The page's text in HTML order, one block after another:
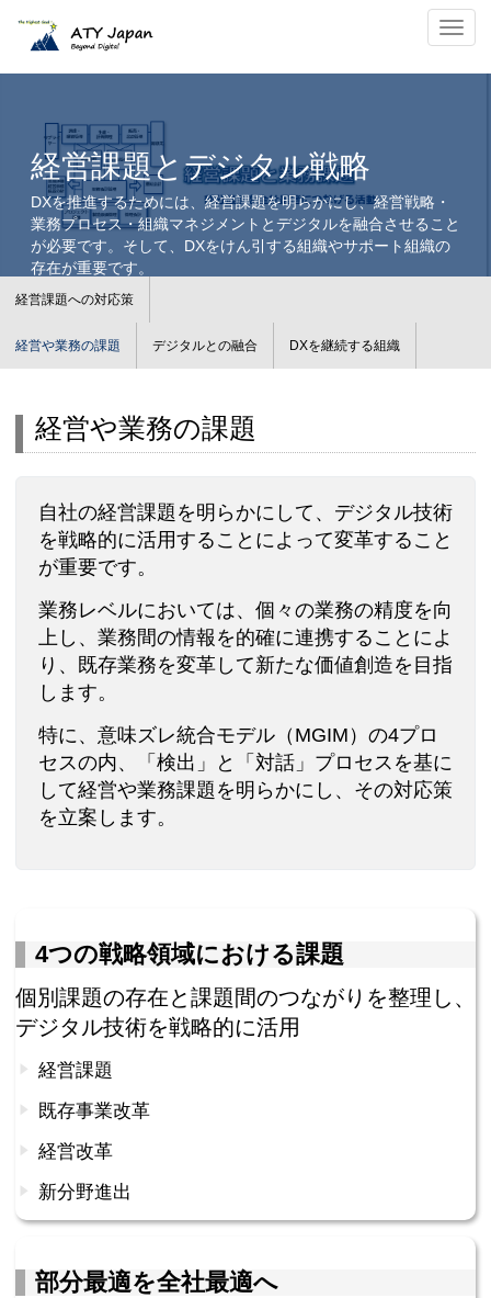
ナ
経営課題と業務間連携｜変革ガイド1.経営課題解決・変革ガイド2.業務間連携のた
めの対応策
経営課題とデジタル戦略
DXを推進するためには、経営課題を明らかにし、経営戦略・
業務プロセス・組織マネジメントとデジタルを融合させること
が必要です。そして、DXをけん引する組織やサポート組織の
存在が重要です。
経営課題への対応策
経営や業務の課題 デジタルとの融合 DXを継続する組織
経営や業務の課題
自社の経営課題を明らかにして、デジタル技術
を戦略的に活用することによって変革すること
が重要です。
業務レベルにおいては、個々の業務の精度を向
上し、業務間の情報を的確に連携することによ
り、既存業務を変革して新たな価値創造を目指
します。
特に、意味ズレ統合モデル（MGIM）の4プロ
セスの内、「検出」と「対話」プロセスを基に
して経営や業務課題を明らかにし、その対応策
を立案します。
4つの戦略領域における課題
個別課題の存在と課題間のつながりを整理し、
デジタル技術を戦略的に活用
経営課題
既存事業改革
経営改革
新分野進出
部分最適を全社最適へ